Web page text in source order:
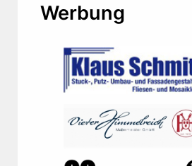
Werbung